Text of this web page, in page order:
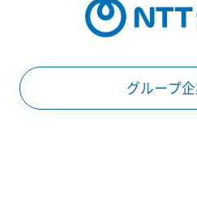
グループ